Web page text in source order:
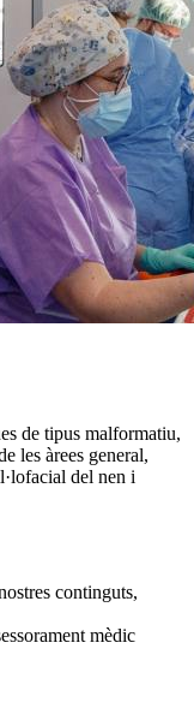
de tipus malformatiu,
les àrees general,
del nen i
continguts,
mèdic